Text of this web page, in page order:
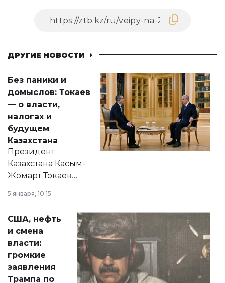
ДРУГИЕ НОВОСТИ
Без паники и
домыслов: Токаев
— о власти,
налогах и
будущем
Казахстана
Президент
Казахстана Касым-
Жомарт Токаев
сразу несколько
актуальных тем —
от слухов о
политических
реформах до
вопросов армии,
экономики и
5 января, 10:15
США, нефть
и смена
власти:
громкие
заявления
Трампа по